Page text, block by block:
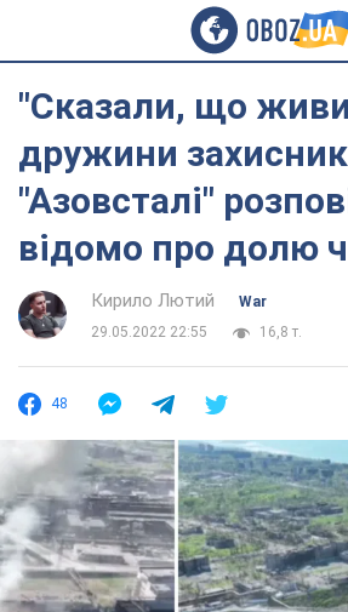
"Сказали, що
дружини
"Азовсталі"
відомо про долю
Кирило Лютий
War
29.05.2022 22:55
16,8 т.
48